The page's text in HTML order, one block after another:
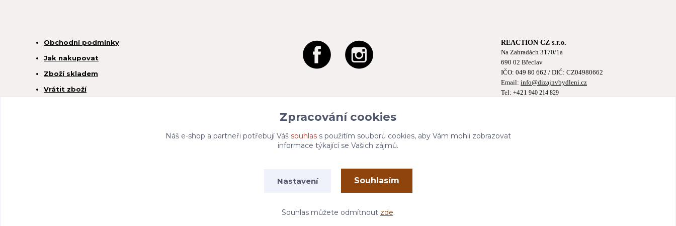
Obchodní podmínky
Jak nakupovat
Zboží skladem
Vrátit zboží
REACTION CZ s.r.o.
Na Zahradách 3170/1a
690 02 Břeclav
IČO: 049 80 662 / DIČ: CZ04980662
Email: info@dizajnvbydleni.cz
Tel: +421 940 214 829
Eshop-rychle.cz
Zpracování cookies
Náš e-shop a partneři potřebují Váš souhlass použitím souborů cookies, aby Vám mohli zobrazovat
informace týkající se Vašich zájmů.
Nastavení Souhlasím
Souhlas můžete odmítnout zde.